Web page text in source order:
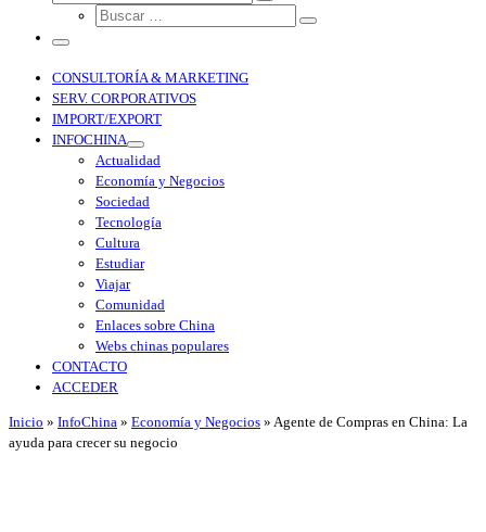
CONSULTORÍA & MARKETING
SERV. CORPORATIVOS
IMPORT/EXPORT
INFOCHINA
Actualidad
Economía y Negocios
Sociedad
Tecnología
Cultura
Estudiar
Viajar
Comunidad
Enlaces sobre China
Webs chinas populares
CONTACTO
ACCEDER
Inicio » InfoChina » Economía y Negocios » Agente de Compras en China: La
ayuda para crecer su negocio